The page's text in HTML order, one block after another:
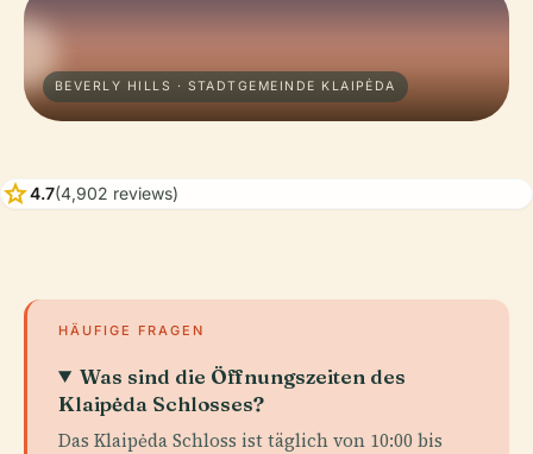
BEVERLY HILLS · STADTGEMEINDE KLAIPĖDA
star4.7(4,902 reviews)
HÄUFIGE FRAGEN
Was sind die Öffnungszeiten des
Klaipėda Schlosses?
Das Klaipėda Schloss ist täglich von 10:00 bis